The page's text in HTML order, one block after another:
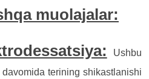
muolajalar:
Ushbu
terining shikastlanishi